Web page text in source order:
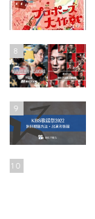
8
9
10